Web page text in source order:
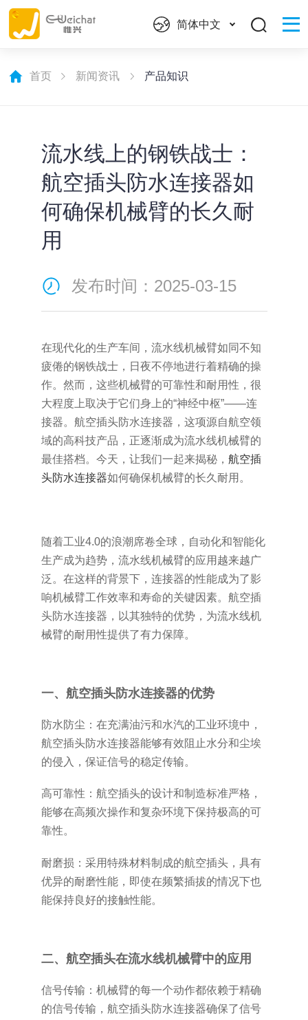
简体中文
首页 新闻资讯 产品知识
流水线上的钢铁战士：
航空插头防水连接器如
何确保机械臂的长久耐
用
发布时间：2025-03-15
在现代化的生产车间，流水线机械臂如同不知
疲倦的钢铁战士，日夜不停地进行着精确的操
作。然而，这些机械臂的可靠性和耐用性，很
大程度上取决于它们身上的“神经中枢”——连
接器。航空插头防水连接器，这项源自航空领
域的高科技产品，正逐渐成为流水线机械臂的
最佳搭档。今天，让我们一起来揭秘， 航空插
头防水连接器如何确保机械臂的长久耐用。
随着工业4.0的浪潮席卷全球，自动化和智能化
生产成为趋势，流水线机械臂的应用越来越广
泛。在这样的背景下，连接器的性能成为了影
响机械臂工作效率和寿命的关键因素。航空插
头防水连接器，以其独特的优势，为流水线机
械臂的耐用性提供了有力保障。
一、航空插头防水连接器的优势
防水防尘：在充满油污和水汽的工业环境中，
航空插头防水连接器能够有效阻止水分和尘埃
的侵入，保证信号的稳定传输。
高可靠性：航空插头的设计和制造标准严格，
能够在高频次操作和复杂环境下保持极高的可
靠性。
耐磨损：采用特殊材料制成的航空插头，具有
优异的耐磨性能，即使在频繁插拔的情况下也
能保持良好的接触性能。
二、航空插头在流水线机械臂中的应用
信号传输：机械臂的每一个动作都依赖于精确
的信号传输，航空插头防水连接器确保了信号